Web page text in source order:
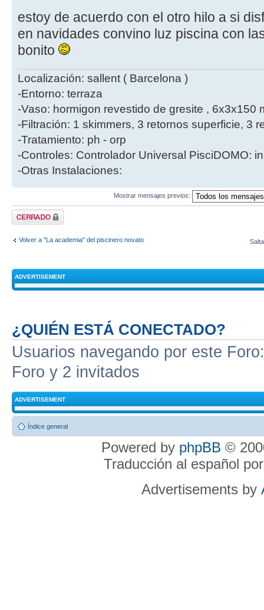
estoy de acuerdo con el otro hilo a si
en navidades convino luz piscina con
bonito
Localización: sallent ( Barcelona )
-Entorno: terraza
-Vaso: hormigon revestido de gresite , 6x3x150
-Filtración: 1 skimmers, 3 retornos superficie, 3
-Tratamiento: ph - orp
-Controles: Controlador Universal PisciDOMO:
-Otras Instalaciones:
Mostrar mensajes previos:
Tema cerrado
Volver a "La academia" del piscinero novato
ADVERTISEMENT
¿QUIÉN ESTÁ CONECTADO?
Usuarios navegando por este
Foro y 2 invitados
ADVERTISEMENT
Índice general
Powered by phpBB ©
Traducción al español
Advertisements by